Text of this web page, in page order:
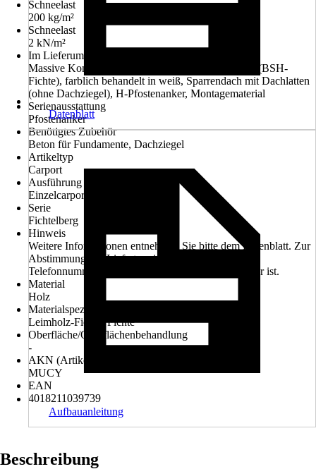
Schneelast
200 kg/m²
Schneelast
2 kN/m²
Im Lieferumfang enthalten
Massive Konstruktion aus hochwertigem Leimholz (BSH-
Fichte), farblich behandelt in weiß, Sparrendach mit Dachlatten
(ohne Dachziegel), H-Pfostenanker, Montagematerial
Serienausstattung
Pfostenanker
Benötigtes Zubehör
Beton für Fundamente, Dachziegel
Artikeltyp
Carport
Ausführung
Einzelcarport
Serie
Fichtelberg
Hinweis
Weitere Informationen entnehmen Sie bitte dem Datenblatt. Zur
Abstimmung des Liefertermines bitte Handy- oder
Telefonnummer angeben, welche tagsüber erreichbar ist.
Material
Holz
Materialspezifizierung
Leimholz-Fichte, Fichte
Oberfläche/Oberflächenbehandlung
-
AKN (Artikelkurznummer)
MUCY
EAN
4018211039739
Datenblatt
Aufbauanleitung
Beschreibung